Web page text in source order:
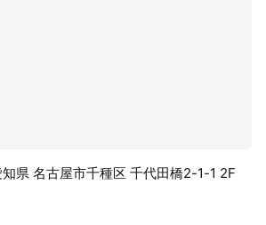
県 名古屋市千種区 千代田橋2-1-1 2F